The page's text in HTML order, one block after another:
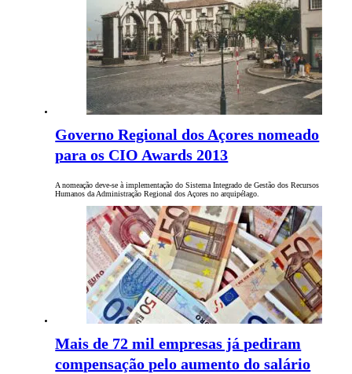
Governo Regional dos Açores nomeado
para os CIO Awards 2013
A nomeação deve-se à implementação do Sistema Integrado de Gestão dos Recursos
Humanos da Administração Regional dos Açores no arquipélago.
Mais de 72 mil empresas já pediram
compensação pelo aumento do salário